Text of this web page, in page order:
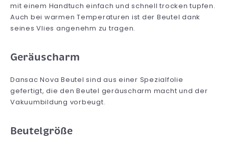
mit einem Handtuch einfach und schnell trocken tupfen.
Auch bei warmen Temperaturen ist der Beutel dank
seines Vlies angenehm zu tragen.
Geräuscharm
Dansac Nova Beutel sind aus einer Spezialfolie
gefertigt, die den Beutel geräuscharm macht und der
Vakuumbildung vorbeugt.
Beutelgröße